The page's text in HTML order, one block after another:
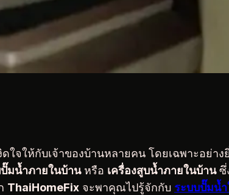
ใจให้กับเจ้าของบ้านหลายคน โดยเฉพาะอย่า
มน้ำภายในบ้านหรือ เครื่องสูบน้ำภายในบ้านซึ่
ThaiHomeFix จะพาคุณไปรู้จักกับ ระบบปั๊มน้